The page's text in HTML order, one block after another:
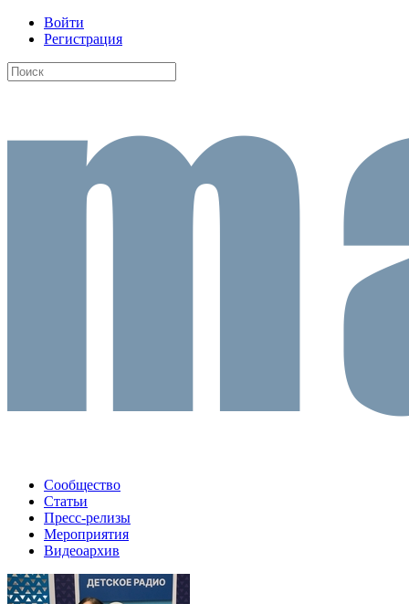
Войти
Регистрация
Сообщество
Статьи
Пресс-релизы
Мероприятия
Видеоархив